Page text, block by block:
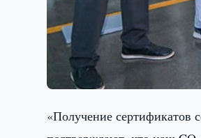
«Получение сертификатов